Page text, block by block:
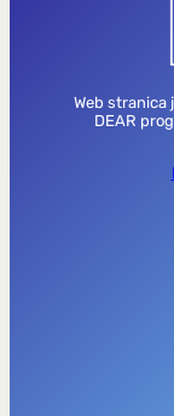
Web stranica
DEAR